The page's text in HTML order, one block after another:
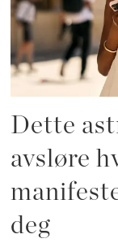
Dette
avsløre
deg